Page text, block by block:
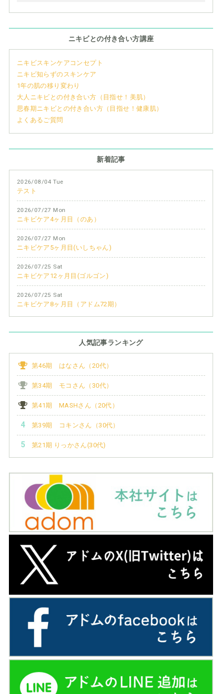
ニキビとの付き合い方講座
ニキビスキンケアコンセプト
ニキビ知らずのスキンケア
1年の肌の移り変わり
大人ニキビとの付き合い方（目指せ！美肌）
思春期ニキビとの付き合い方（目指せ！健康肌）
よくあるご質問
新着記事
2026/08/04 Tue
テスト
2026/07/27 Mon
ニキビケア4ヶ月目（のあ）
2026/07/27 Mon
ニキビケア5ヶ月目(いしちゃん)
2026/07/25 Sat
ニキビケア12ヶ月目(ゴルゴン)
2026/07/25 Sat
ニキビケア8ヶ月目（アドム72期）
人気記事ランキング
第46期 はなさん（20代）
第34期 モコさん（30代）
第41期 MASHさん（20代）
第39期 コキンさん（30代）
第21期 りっかさん(30代)